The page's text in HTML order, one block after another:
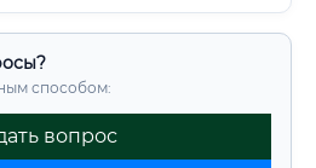
способом:
вопрос